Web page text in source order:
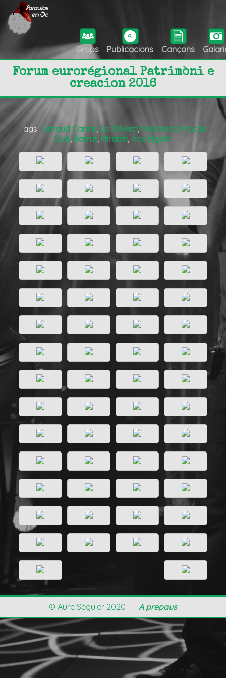
Grops Publicacions Cançons
Forum eurorégional Patrimòni e
creacion 2016
Tags : Arnaud Cance, La Talvera, Mauresca Fracas
Dub, Barrut, Mirabèl , Vox Bigerri
© Aure Séguier 2020 --- A prepaus